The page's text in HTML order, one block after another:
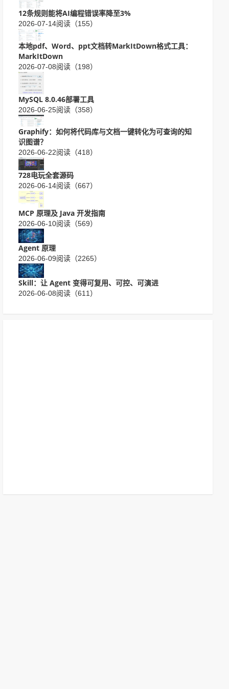
12条规则能将AI编程错误率降至3%
2026-07-14阅读（155）
本地pdf、Word、ppt文档转MarkItDown格式工具：
MarkItDown
2026-07-08阅读（198）
MySQL 8.0.46部署工具
2026-06-25阅读（358）
Graphify：如何将代码库与文档一键转化为可查询的知
识图谱？
2026-06-22阅读（418）
728电玩全套源码
2026-06-14阅读（667）
MCP 原理及 Java 开发指南
2026-06-10阅读（569）
Agent 原理
2026-06-09阅读（2265）
Skill：让 Agent 变得可复用、可控、可演进
2026-06-08阅读（611）